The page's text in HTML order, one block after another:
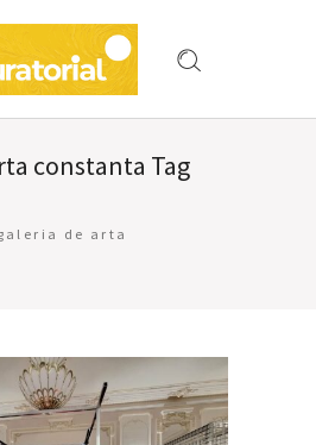
constanta Tag
de arta